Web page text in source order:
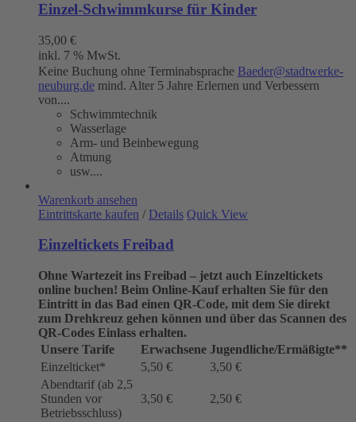
Einzel-Schwimmkurse für Kinder
35,00 €
inkl. 7 % MwSt.
Keine Buchung ohne Terminabsprache Baeder@stadtwerke-
neuburg.de mind. Alter 5 Jahre Erlernen und Verbessern
von....
Schwimmtechnik
Wasserlage
Arm- und Beinbewegung
Atmung
usw....
Warenkorb ansehen
Eintrittskarte kaufen / Details Quick View
Einzeltickets Freibad
Ohne Wartezeit ins Freibad – jetzt auch Einzeltickets
online buchen! Beim Online-Kauf erhalten Sie für den
Eintritt in das Bad einen QR-Code, mit dem Sie direkt
zum Drehkreuz gehen können und über das Scannen des
QR-Codes Einlass erhalten.
Unsere Tarife
Erwachsene Jugendliche/Ermäßigte**
Einzelticket*
5,50 €
3,50 €
Abendtarif (ab 2,5
Stunden vor
Betriebsschluss)
3,50 € 2,50 €